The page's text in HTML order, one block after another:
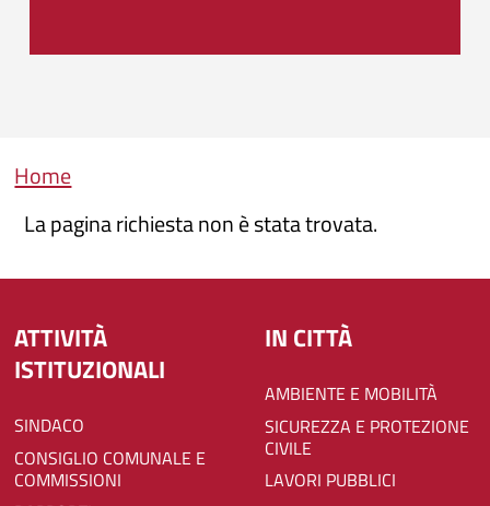
Briciole di pane
Home
La pagina richiesta non è stata trovata.
ATTIVITÀ
ISTITUZIONALI
SINDACO
CONSIGLIO COMUNALE E
COMMISSIONI
IN CITTÀ
AMBIENTE E MOBILITÀ
SICUREZZA E PROTEZIONE
CIVILE
LAVORI PUBBLICI